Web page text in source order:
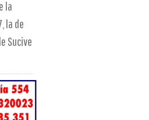
la
la de
Sucive